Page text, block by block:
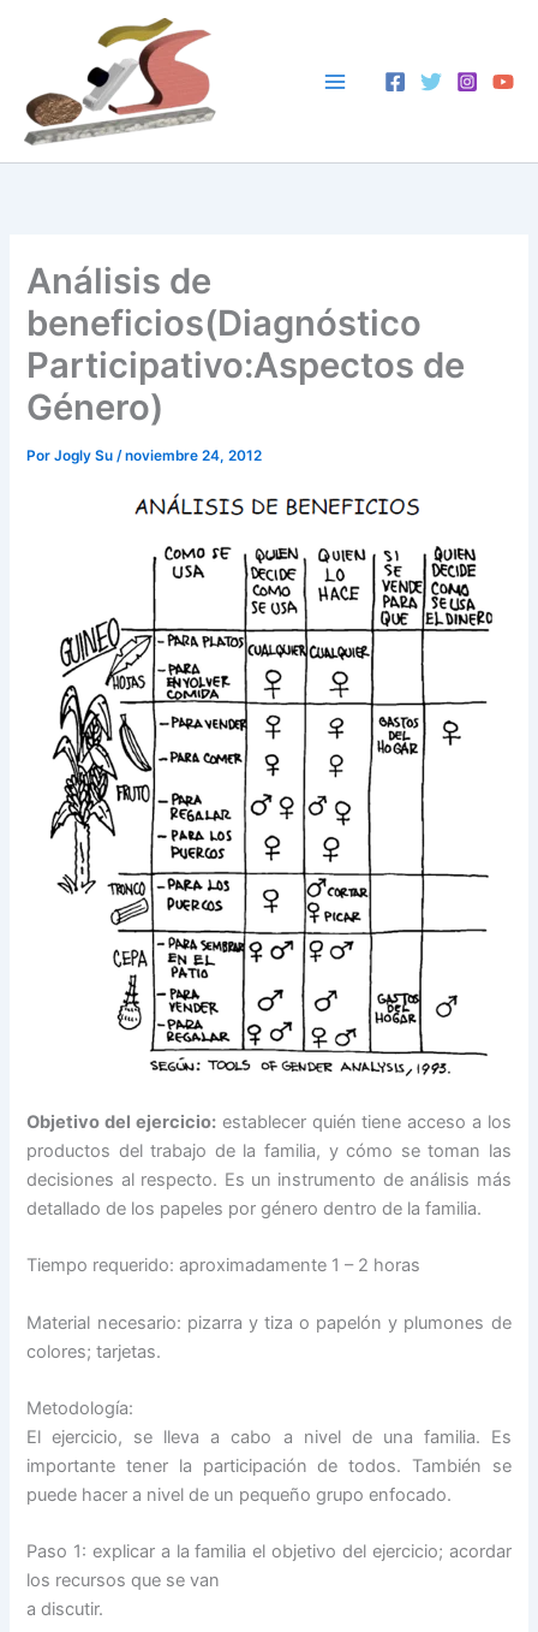
Análisis de
beneficios(Diagnóstico
Participativo:Aspectos de
Género)
PorJogly Su/noviembre 24, 2012
Objetivo del ejercicio:establecer quién tiene acceso a los
productos del trabajo de la familia, y cómo se toman las
decisiones al respecto. Es un instrumento de análisis más
detallado de los papeles por género dentro de la familia.
Tiempo requerido: aproximadamente 1 – 2 horas
Material necesario: pizarra y tiza o papelón y plumones de
colores; tarjetas.
Metodología:
El ejercicio, se lleva a cabo a nivel de una familia. Es
importante tener la participación de todos. También se
puede hacer a nivel de un pequeño grupo enfocado.
Paso 1: explicar a la familia el objetivo del ejercicio; acordar
los recursos que se van
a discutir.